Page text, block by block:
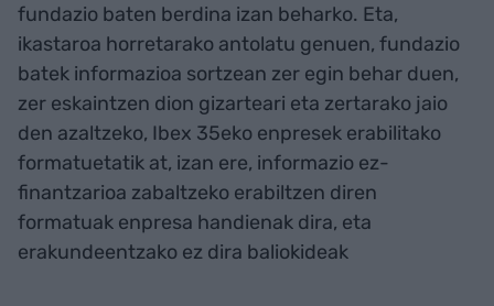
fundazio baten berdina izan beharko. Eta,
ikastaroa horretarako antolatu genuen, fundazio
batek informazioa sortzean zer egin behar duen,
zer eskaintzen dion gizarteari eta zertarako jaio
den azaltzeko, Ibex 35eko enpresek erabilitako
formatuetatik at, izan ere, informazio ez-
finantzarioa zabaltzeko erabiltzen diren
formatuak enpresa handienak dira, eta
erakundeentzako ez dira baliokideak